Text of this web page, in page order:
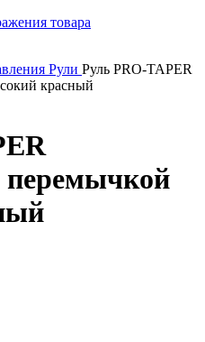
Рули Руль PRO-TAPER
красный